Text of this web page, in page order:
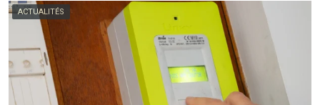
ACTUALITÉS